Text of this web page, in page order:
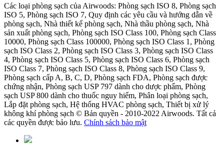
Các loại phòng sạch của Airwoods: Phòng sạch ISO 8, Phòng sạch
ISO 5, Phòng sạch ISO 7, Quy định các yêu cầu và hướng dẫn về
phòng sạch, Nhà thiết kế phòng sạch, Nhà thầu phòng sạch, Nhà
sản xuất phòng sạch, Phòng sạch ISO Class 100, Phòng sạch Class
10000, Phòng sạch Class 100000, Phòng sạch ISO Class 1, Phòng
sạch ISO Class 2, Phòng sạch ISO Class 3, Phòng sạch ISO Class
4, Phòng sạch ISO Class 5, Phòng sạch ISO Class 6, Phòng sạch
ISO Class 7, Phòng sạch ISO Class 8, Phòng sạch ISO Class 9,
Phòng sạch cấp A, B, C, D, Phòng sạch FDA, Phòng sạch được
chứng nhận, Phòng sạch USP 797 dành cho dược phẩm, Phòng
sạch USP 800 dành cho thuốc nguy hiểm, Phân loại phòng sạch,
Lắp đặt phòng sạch, Hệ thống HVAC phòng sạch, Thiết bị xử lý
không khí phòng sạch © Bản quyền - 2010-2022 Airwoods. Tất cả
các quyền được bảo lưu. Chính sách bảo mật